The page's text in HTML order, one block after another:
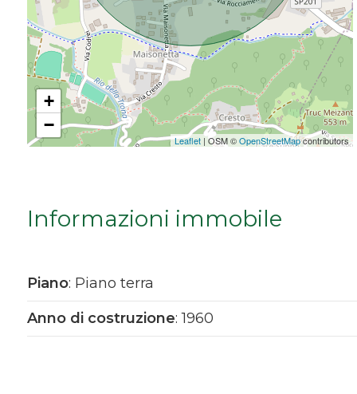
+
−
Leaflet | OSM ©OpenStreetMapcontributors
Informazioni immobile
Piano: Piano terra
Anno di costruzione: 1960
Da € 5.000.000 a € 10.000.000
Oltre € 10.000.000
Totale
Locali
minimi